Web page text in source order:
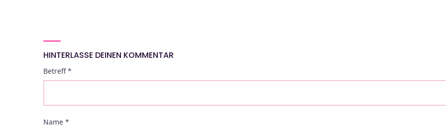
HINTERLASSE DEINEN KOMMENTAR
Betreff*
Name *